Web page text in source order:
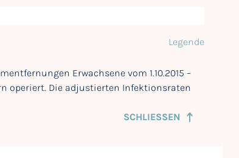
Legende
Erwachsene vom 1.10.2015 –
operiert. Die adjustierten Infektionsraten
SCHLIESSEN